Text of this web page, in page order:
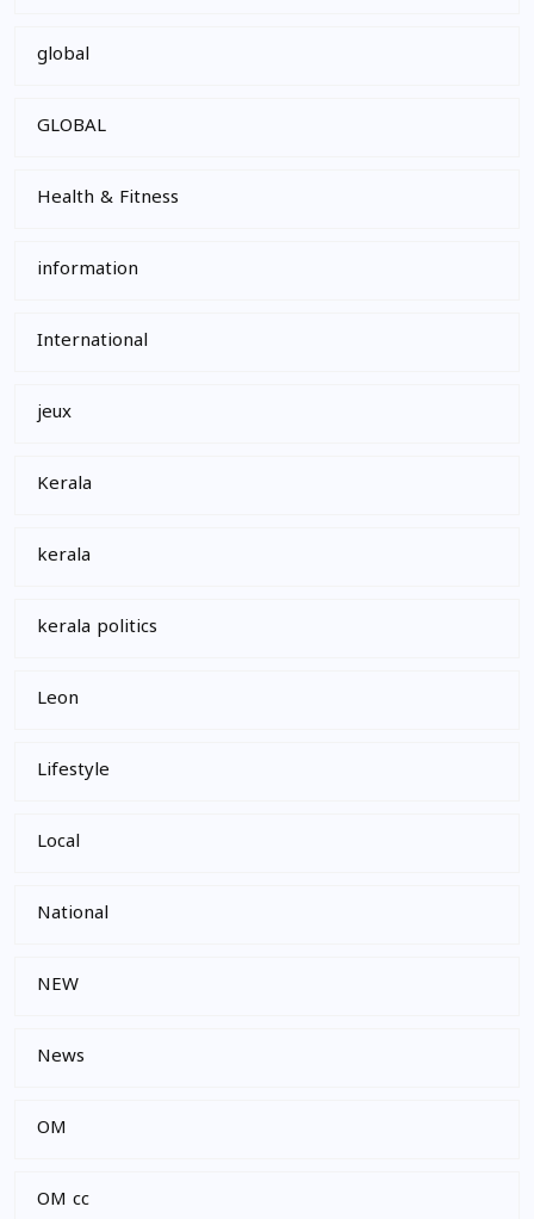
global
GLOBAL
Health & Fitness
information
International
jeux
Kerala
kerala
kerala politics
Leon
Lifestyle
Local
National
NEW
News
OM
OM cc